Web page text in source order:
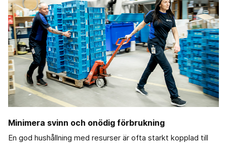
Minimera svinn och onödig förbrukning
En god hushållning med resurser är ofta starkt kopplad till